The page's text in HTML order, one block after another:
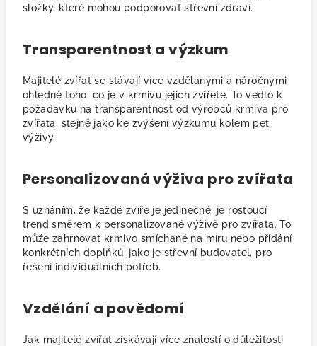
složky, které mohou podporovat střevní zdraví.
Transparentnost a výzkum
Majitelé zvířat se stávají více vzdělanými a náročnými
ohledně toho, co je v krmivu jejich zvířete. To vedlo k
požadavku na transparentnost od výrobců krmiva pro
zvířata, stejně jako ke zvýšení výzkumu kolem pet
výživy.
Personalizovaná výživa pro zvířata
S uznáním, že každé zvíře je jedinečné, je rostoucí
trend směrem k personalizované výživě pro zvířata. To
může zahrnovat krmivo smíchané na míru nebo přidání
konkrétních doplňků, jako je střevní budovatel, pro
řešení individuálních potřeb.
Vzdělání a povědomí
Jak majitelé zvířat získávají více znalostí o důležitosti